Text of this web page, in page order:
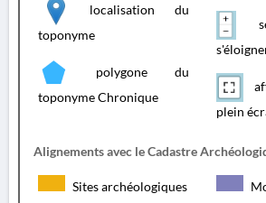
localisation du
toponyme
polygone du
toponyme Chronique
plein
Alignements avec le Cadastre
Sites archéologiques